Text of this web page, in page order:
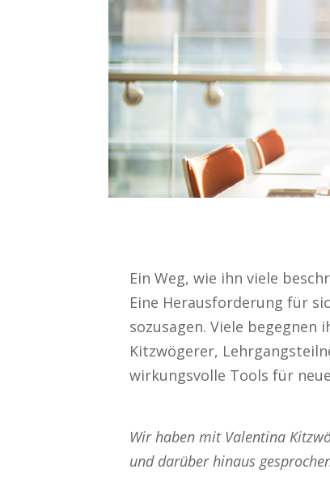
Ein Weg, wie ihn viele
Eine Herausforderung für
sozusagen. Viele
Kitzwögerer,
wirkungsvolle Tools für
Wir haben mit Valentina
und darüber hinaus